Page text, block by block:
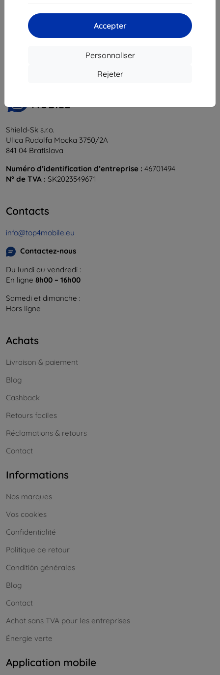
Accepter
Personnaliser
Rejeter
du total
Shield-Sk s.r.o.
Ulica Rudolfa Mocka 3750/2A
841 04 Bratislava
Numéro d’identification d’entreprise : 46701494
N° de TVA : SK2023549671
Contacts
info@top4mobile.eu
Contactez-nous
Du lundi au vendredi :
En ligne 8h00 – 16h00
Samedi et dimanche :
Hors ligne
Achats
Livraison & paiement
Blog
Cashback
Retours faciles
Réclamations & retours
Contact
Informations
Nos marques
Vos cookies
Confidentialité
Politique de retour
Conditión générales
Blog
Contact
Achat sans TVA pour les entreprises
Énergie verte
Application mobile